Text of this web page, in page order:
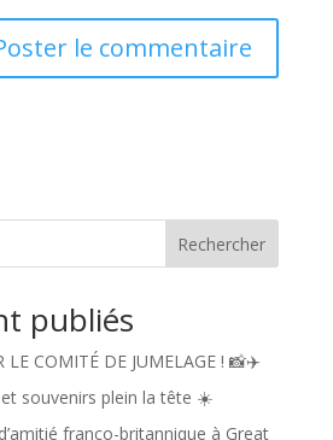
Rechercher
publiés
LE COMITÉ DE JUMELAGE ! 📸✈️
souvenirs plein la tête ☀️
franco-britannique à Great